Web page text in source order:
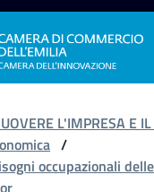
L'IMPRESA E
/
occupazionali